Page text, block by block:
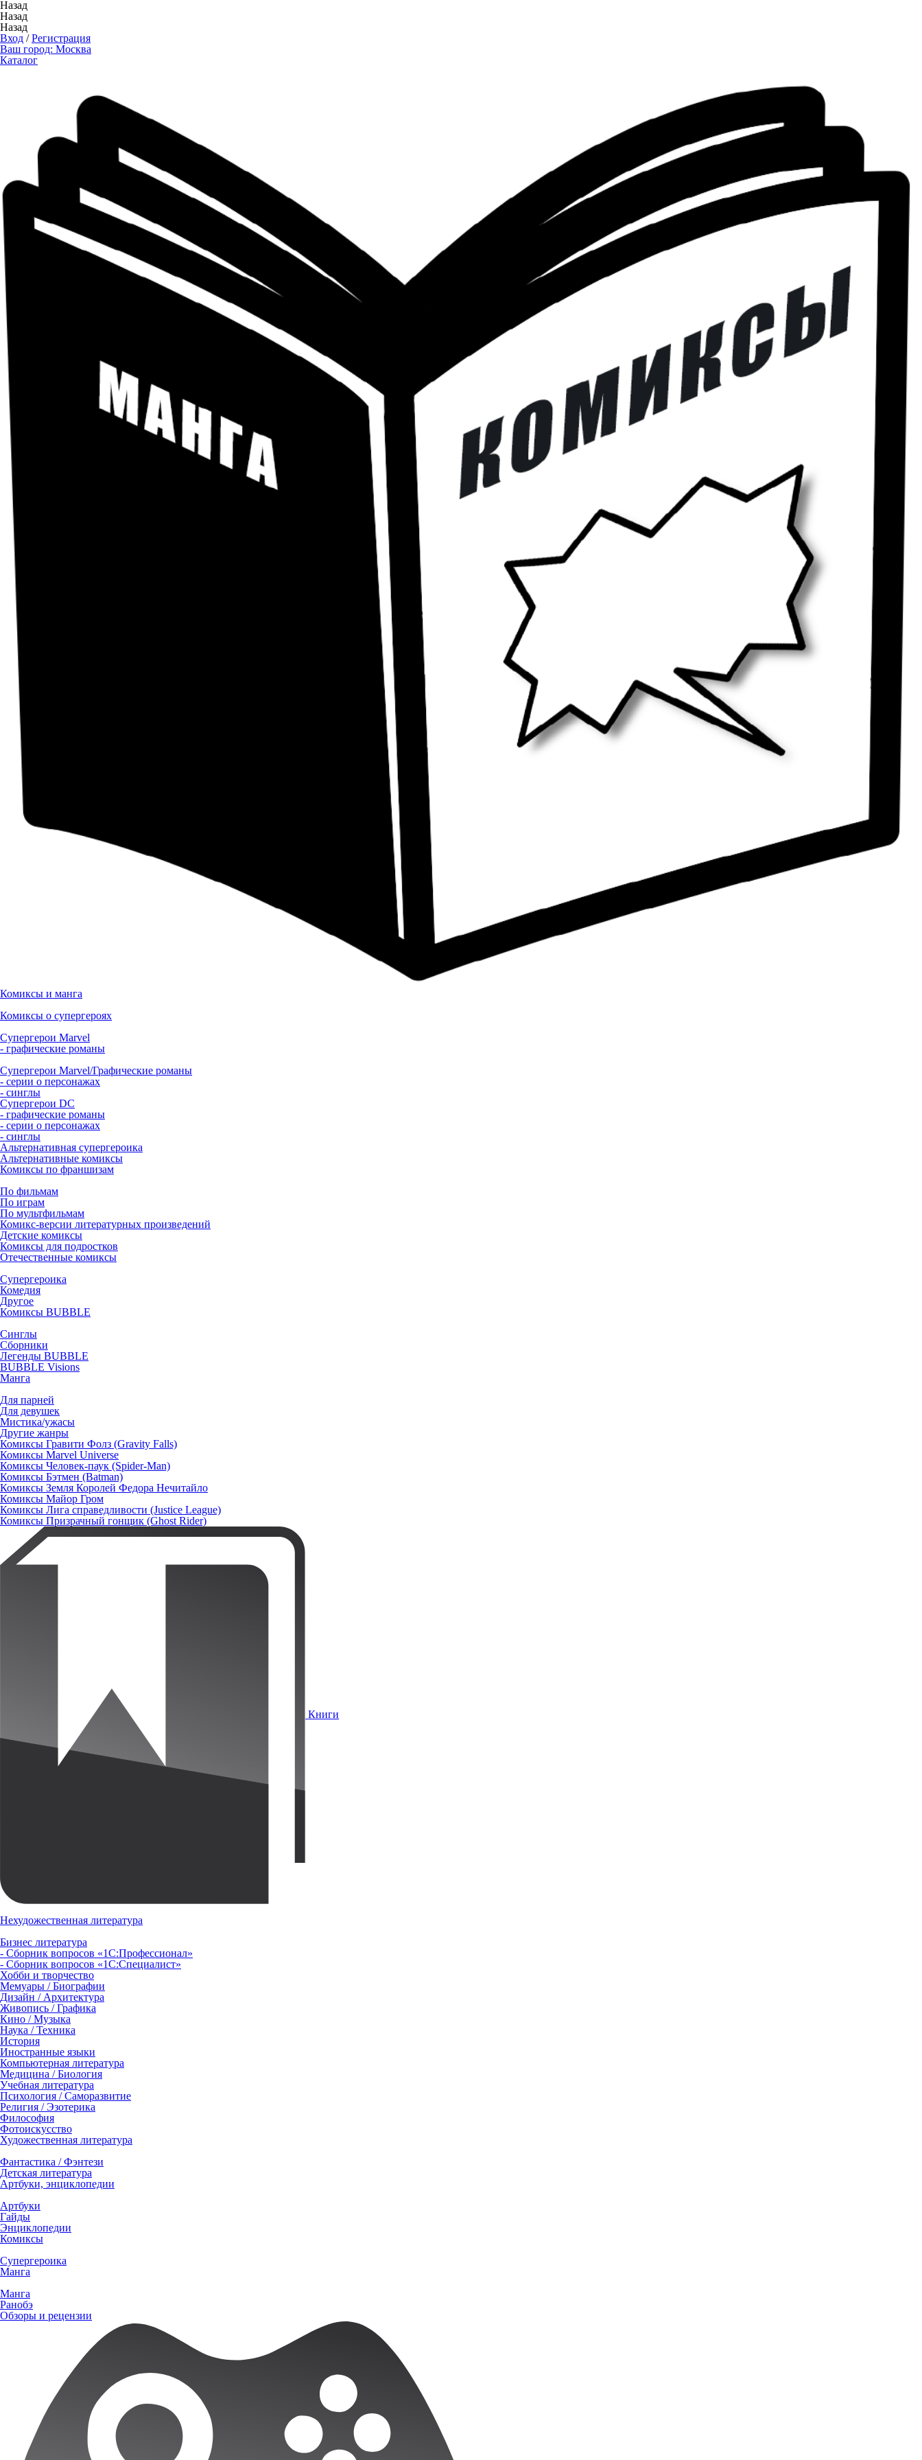
Назад
Назад
Назад
Вход /Регистрация
Ваш город: Москва
Каталог
Комиксы и манга
Комиксы о супергероях
Супергерои Marvel
- графические романы
Супергерои Marvel/Графические романы
- серии о персонажах
- синглы
Супергерои DC
- графические романы
- серии о персонажах
- синглы
Альтернативная супергероика
Альтернативные комиксы
Комиксы по франшизам
По фильмам
По играм
По мультфильмам
Комикс-версии литературных произведений
Детские комиксы
Комиксы для подростков
Отечественные комиксы
Супергероика
Комедия
Другое
Комиксы BUBBLE
Синглы
Сборники
Легенды BUBBLE
BUBBLE Visions
Манга
Для парней
Для девушек
Мистика/ужасы
Другие жанры
Комиксы Гравити Фолз (Gravity Falls)
Комиксы Marvel Universe
Комиксы Человек-паук (Spider-Man)
Комиксы Бэтмен (Batman)
Комиксы Земля Королей Федора Нечитайло
Комиксы Майор Гром
Комиксы Лига справедливости (Justice League)
Комиксы Призрачный гонщик (Ghost Rider)
Книги
Нехудожественная литература
Бизнес литература
- Сборник вопросов «1С:Профессионал»
- Сборник вопросов «1С:Специалист»
Хобби и творчество
Мемуары / Биографии
Дизайн / Архитектура
Живопись / Графика
Кино / Музыка
Наука / Техника
История
Иностранные языки
Компьютерная литература
Медицина / Биология
Учебная литература
Психология / Саморазвитие
Религия / Эзотерика
Философия
Фотоискусство
Художественная литература
Фантастика / Фэнтези
Детская литература
Артбуки, энциклопедии
Артбуки
Гайды
Энциклопедии
Комиксы
Супергероика
Манга
Манга
Ранобэ
Обзоры и рецензии